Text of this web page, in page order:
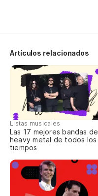
Artículos relacionados
Listas musicales
Las 17 mejores bandas de
heavy metal de todos los
tiempos